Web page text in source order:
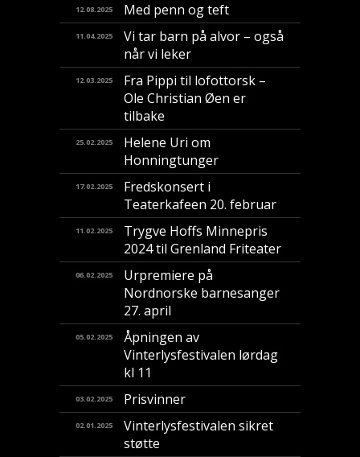
12.08.2025 Med penn og teft
11.04.2025
Vi tar barn på alvor – også
når vi leker
12.03.2025
Fra Pippi til lofottorsk –
Ole Christian Øen er
tilbake
25.02.2025
Helene Uri om
Honningtunger
17.02.2025
Fredskonsert i
Teaterkafeen 20. februar
11.02.2025
Trygve Hoffs Minnepris
2024 til Grenland Friteater
06.02.2025
Urpremiere på
Nordnorske barnesanger
27. april
05.02.2025
Åpningen av
Vinterlysfestivalen lørdag
kl 11
03.02.2025 Prisvinner
02.01.2025
Vinterlysfestivalen sikret
støtte